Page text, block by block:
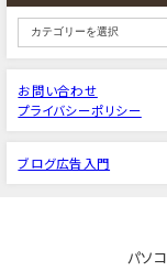
お問い合わせ
プライバシーポリシー
ブログ広告入門
パソ